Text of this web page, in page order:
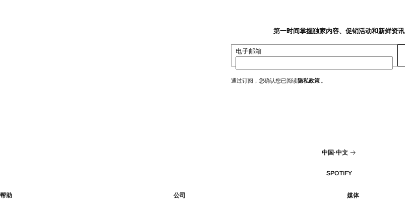
第一时间掌握独家内容、促销活动和新鲜资讯
电子邮箱
通过订阅，您确认您已阅读隐私政策 。
中国·中文
SPOTIFY
帮助 公司 媒体